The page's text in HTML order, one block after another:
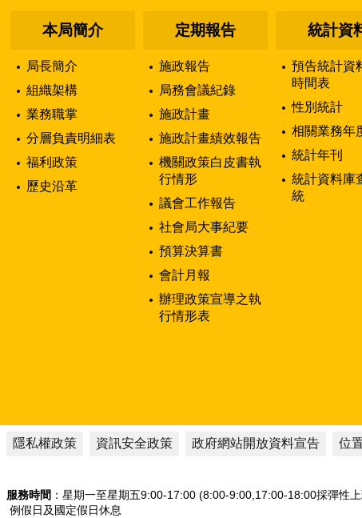
本局簡介
局長簡介
組織架構
業務職掌
分層負責明細表
福利政策
歷史沿革
定期報告
施政報告
局務會議紀錄
施政計畫
施政計畫績效報告
機關政策白皮書執
行情形
議會工作報告
社會局大事紀要
預算決算書
會計月報
辦理政策宣導之執
行情形表
統計資
預告統計資
時間表
性別統計
相關業務年
統計年刊
統計資料庫
統
隱私權政策 資訊安全政策 政府網站開放資料宣告 位
服務時間 ：星期一至星期五9:00-17:00 (8:00-9:00,17:00-18:00採彈性
例假日及國定假日休息